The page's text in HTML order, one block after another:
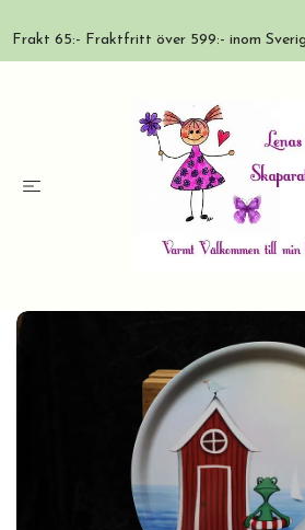
Frakt 65:- Fraktfritt över 599:- inom